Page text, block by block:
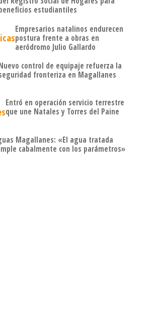
estudiantiles
Empresarios natalinos endurecen
postura frente a obras en
aeródromo Julio Gallardo
control de equipaje refuerza la
fronteriza en Magallanes
Entró en operación servicio terrestre
que une Natales y Torres del Paine
Magallanes: «El agua tratada
cabalmente con los parámetros»